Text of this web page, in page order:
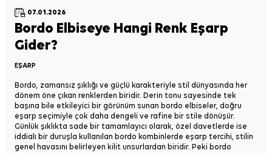
07.01.2026
Bordo Elbiseye Hangi Renk Eşarp
Gider?
EŞARP
Bordo, zamansız şıklığı ve güçlü karakteriyle stil dünyasında her
dönem öne çıkan renklerden biridir. Derin tonu sayesinde tek
başına bile etkileyici bir görünüm sunan bordo elbiseler, doğru
eşarp seçimiyle çok daha dengeli ve rafine bir stile dönüşür.
Günlük şıklıkta sade bir tamamlayıcı olarak, özel davetlerde ise
iddialı bir duruşla kullanılan bordo kombinlerde eşarp tercihi, stilin
genel havasını belirleyen kilit unsurlardan biridir. Peki bordo